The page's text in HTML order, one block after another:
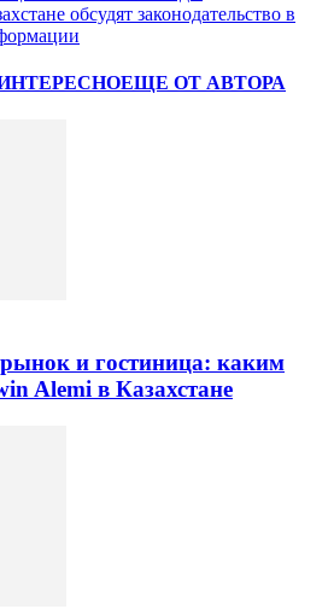
обсудят законодательство в
ЕЩЕ ОТ АВТОРА
и гостиница: каким
Alemi в Казахстане